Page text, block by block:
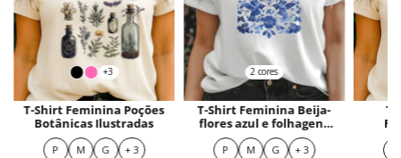
+3
T-Shirt Feminina Poções
Botânicas Ilustradas
P M G + 3
2 cores
T-Shirt Feminina Beija-
flores azul e folhagens
delicadas
P M G + 3
T-